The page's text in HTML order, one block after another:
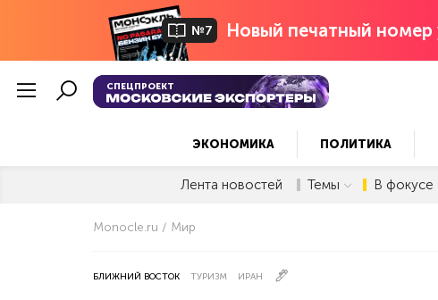
№7 Новый печатный
СПЕЦПРОЕКТ
ЭКОНОМИКА ПОЛИТИКА
Лента новостей Темы В фокусе
Monocle.ru Мир
БЛИЖНИЙ ВОСТОК ТУРИЗМ ИРАН